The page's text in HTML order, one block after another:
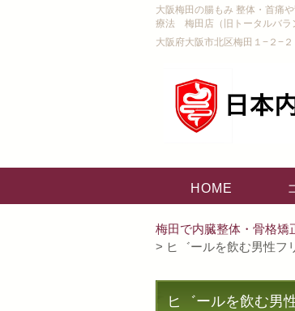
大阪梅田の腸もみ 整体・首痛
療法 梅田店（旧トータルバラ
大阪府大阪市北区梅田１−２−
HOME
梅田で内臓整体・骨格
> ヒ゛ールを飲む男性フ
ヒ゛ールを飲む男